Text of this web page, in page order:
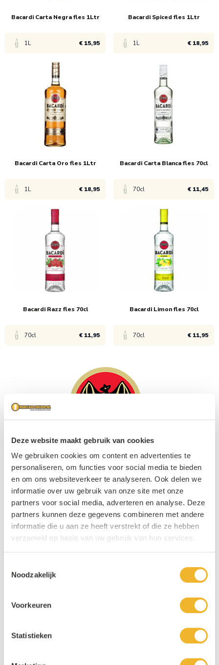
Deze website maakt gebruik van cookies
We gebruiken cookies om content en advertenties te
personaliseren, om functies voor social media te bieden
en om ons websiteverkeer te analyseren. Ook delen we
informatie over uw gebruik van onze site met onze
partners voor social media, adverteren en analyse. Deze
partners kunnen deze gegevens combineren met andere
informatie die u aan ze heeft verstrekt of die ze hebben
verzameld op basis van uw gebruik van hun services.
Noodzakelijk
Voorkeuren
Statistieken
Bacardi Carta Negra fles 1Ltr
1L € 15,95
Bekijk product
€ 17,45
€ 16,45
Bacardi Spiced fles 1Ltr
1L € 18,95
Bekijk product
€ 19,95
€ 18,95
Bacardi Carta Oro fles 1Ltr
1L € 18,95
Bekijk product
€ 19,95
€ 18,95
Bacardi Carta Blanca fles 70cl
70cl € 11,45
Bekijk product
€ 12,45
€ 11,45
Bacardi Razz fles 70cl
70cl € 11,95
6x € 11,95
Bacardi Limon fles 70cl
70cl € 11,95
1x
6x € 11,95
Bacardi
Bacardiis een van de toonaangevende merken op het gebied van sterke
drank. Niet alleen vanwege de grote variëteit in het assortiment, maar
ook doordat het bedrijf al meer dan 150 jaar (sinds de oprichting) in
Horecagoedkoop! Voorziet u uw klanten of gasten van
Bacardi rum?
meest populaire Bacardi soorten zodat u uw voorraad snel weer gevuld
hebt.
Over Bacardi rum